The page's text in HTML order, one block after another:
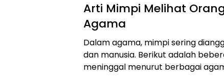
Arti Mimpi Melihat
Agama
Dalam agama, mimpi sering
dan manusia. Berikut adalah
meninggal menurut berbagai